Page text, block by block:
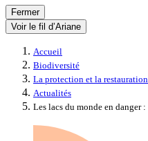
Fermer
Voir le fil d’Ariane
Accueil
Biodiversité
La protection et la
Actualités
Les lacs du monde en danger :